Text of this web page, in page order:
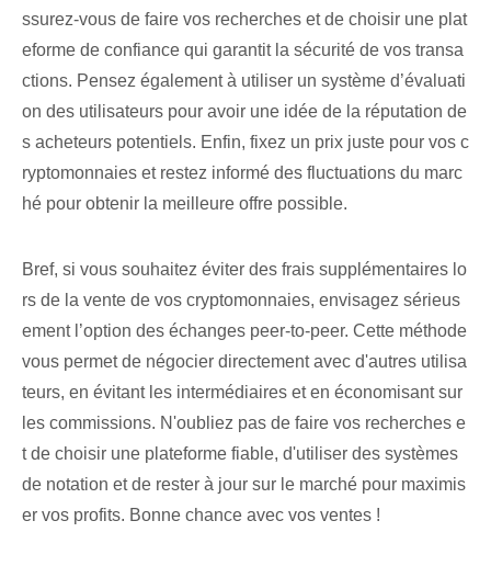
ssurez-vous de faire vos recherches et de choisir une plat
eforme de confiance qui garantit la sécurité de vos transa
ctions. Pensez également à utiliser un système d’évaluati
on des utilisateurs pour avoir une idée de la réputation de
s acheteurs potentiels. Enfin, fixez un prix juste pour vos c
ryptomonnaies et restez informé des fluctuations du marc
hé pour obtenir la meilleure offre possible.
Bref, si vous souhaitez éviter des frais supplémentaires lo
rs de la vente de vos cryptomonnaies, envisagez sérieus
ement l’option des échanges peer-to-peer. Cette méthode
vous permet de négocier directement avec d'autres utilisa
teurs, en évitant les intermédiaires et en économisant sur
les commissions. N'oubliez pas de faire vos recherches e
t de choisir une plateforme fiable, d'utiliser des systèmes
de notation et de rester à jour sur le marché pour maximis
er vos profits. Bonne chance avec vos ventes !